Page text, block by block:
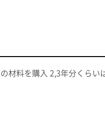
材料を購入 2,3年分くらい